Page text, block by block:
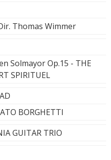
Thomas Wimmer
Solmayor Op.15 - THE
SPIRITUEL
BORGHETTI
GUITAR TRIO